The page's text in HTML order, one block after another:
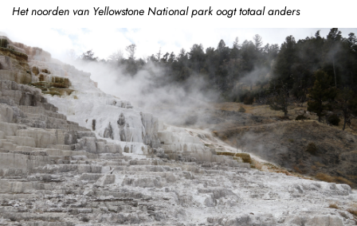
Het noorden van Yellowstone National park oogt totaal anders